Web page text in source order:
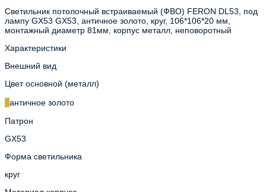
Светильник потолочный встраиваемый (ФВО) FERON DL53, под
лампу GX53 GX53, античное золото, круг, 106*106*20 мм,
монтажный диаметр 81мм, корпус металл, неповоротный
Характеристики
Внешний вид
Цвет основной (металл)
античное золото
Патрон
GX53
Форма светильника
круг